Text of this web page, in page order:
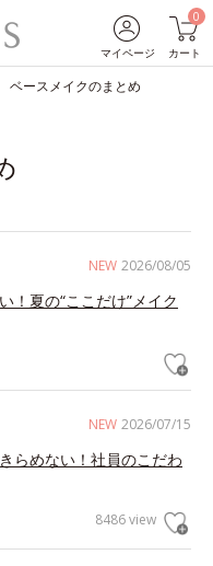
マイページ
0
カート
ベースメイクのまとめ
NEW 2026/08/05
！夏の“ここだけ”メイク
NEW 2026/07/15
らめない！社員のこだわ
8486 view